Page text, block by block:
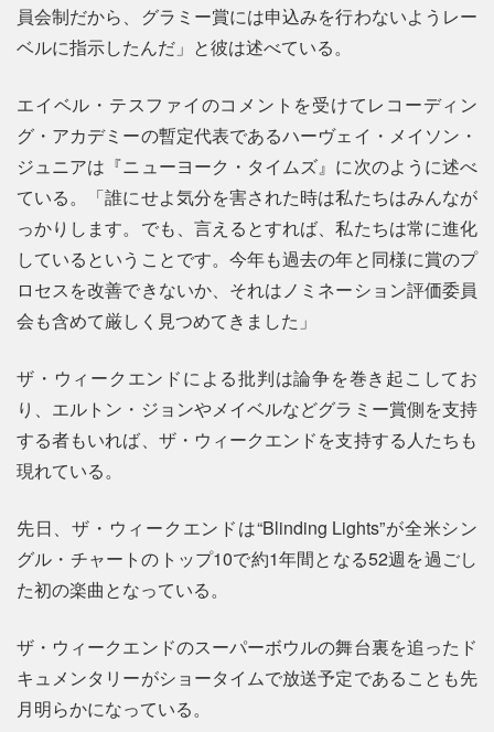
員会制だから、グラミー賞には申込みを行わないようレー
ベルに指示したんだ」と彼は述べている。
エイベル・テスファイのコメントを受けてレコーディン
グ・アカデミーの暫定代表であるハーヴェイ・メイソン・
ジュニアは『ニューヨーク・タイムズ』に次のように述べ
ている。「誰にせよ気分を害された時は私たちはみんなが
っかりします。でも、言えるとすれば、私たちは常に進化
しているということです。今年も過去の年と同様に賞のプ
ロセスを改善できないか、それはノミネーション評価委員
会も含めて厳しく見つめてきました」
ザ・ウィークエンドによる批判は論争を巻き起こしてお
り、エルトン・ジョンやメイベルなどグラミー賞側を支持
する者もいれば、ザ・ウィークエンドを支持する人たちも
現れている。
先日、ザ・ウィークエンドは“Blinding Lights”が全米シン
グル・チャートのトップ10で約1年間となる52週を過ごし
た初の楽曲となっている。
ザ・ウィークエンドのスーパーボウルの舞台裏を追ったド
キュメンタリーがショータイムで放送予定であることも先
月明らかになっている。